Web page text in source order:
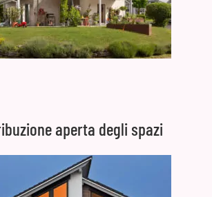
aperta degli spazi